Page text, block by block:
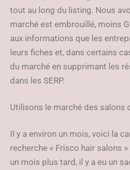
tout au long du listing. Nous
marché est embrouillé, moins
aux informations que les
leurs fiches et, dans certains
du marché en supprimant les
dans les SERP.
Utilisons le marché des salons
Il y a environ un mois, voici la
recherche « Frisco hair salons
un mois plus tard, il y a eu un